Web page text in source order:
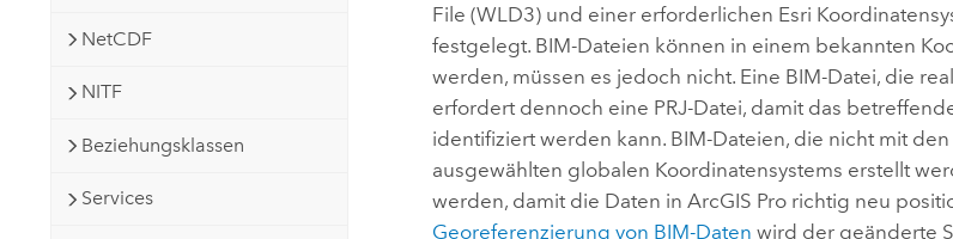
NetCDF
NITF
Beziehungsklassen
Services
File (WLD3) und einer erforderlichen Esri
festgelegt. BIM-Dateien können in einem bekannten
werden, müssen es jedoch nicht. Eine BIM-Datei, die
erfordert dennoch eine PRJ-Datei, damit das
identifiziert werden kann. BIM-Dateien, die nicht mit
ausgewählten globalen Koordinatensystems erstellt
werden, damit die Daten inArcGIS Pro richtig neu
Georeferenzierung von BIM-Daten wird der geänderte